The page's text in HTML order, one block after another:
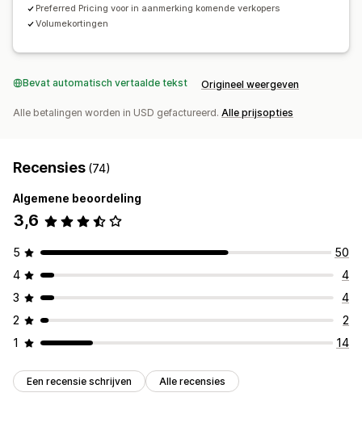
Preferred Pricing voor in aanmerking komende verkopers
Volumekortingen
Bevat automatisch vertaalde tekst Origineel weergeven
Alle betalingen worden in USD gefactureerd. Alle prijsopties
Recensies (74)
Algemene beoordeling
3,6
5
50
4
4
3
4
2
2
1
14
Een recensie schrijven Alle recensies